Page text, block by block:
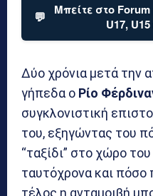
💬
Μπείτε στο
U17,
Δύο χρόνια μετά την
γήπεδα ο Ρίο
συγκλονιστική
του, εξηγώντας του
“ταξίδι” στο χώρο
ταυτόχρονα και πόσο
τέλος η ανταμοιβή